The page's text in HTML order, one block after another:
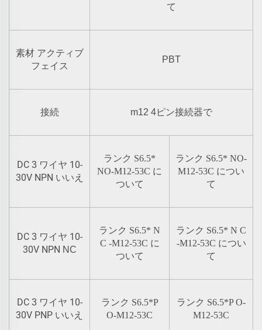
て
素材 アクティブ
フェイス
PBT
接続 m12 4ピン接続器で
DC 3 ワイヤ 10-
30V NPN いいえ
ランク S6.5*
NO-M12-53C に
ついて
ランク S6.5* NO-
M12-53C につい
て
DC 3 ワイヤ 10-
30V NPN NC
ランク S6.5* N
C -M12-53C に
ついて
ランク S6.5* N C
-M12-53C につい
て
DC 3 ワイヤ 10-
30V PNP いいえ
ランク S6.5*P
O-M12-53C
ランク S6.5*PO-
M12-53C